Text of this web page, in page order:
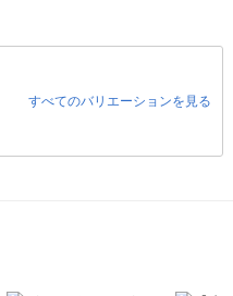
すべてのバリエーションを見る